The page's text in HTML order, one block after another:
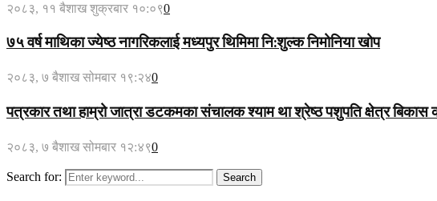
२०८३, ११ बैशाख शुक्रबार १०:०९0
७५ वर्ष माथिका ज्येष्ठ नागरिकलाई मध्यपुर थिमिमा नि:शुल्क निमोनिया खोप
२०८३, ७ बैशाख सोमबार १९:२४0
पत्रकार तथा हाम्रो जात्रा डटकमका संचालक श्याम था श्रेष्ठ पशुपति क्षेत्र बिकास
२०८३, ७ बैशाख सोमबार १२:४९0
Search for: Search